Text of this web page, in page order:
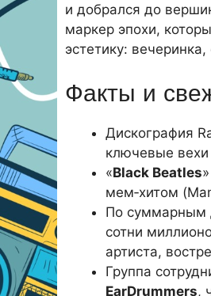
и добрался до
маркер эпохи,
эстетику:
Факты и
Дискография
ключевые
«Black Beatles
мем‑хитом
По суммарным
сотни
артиста,
Группа
EarDrummers,